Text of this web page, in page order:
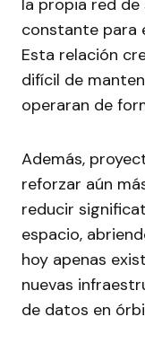
la propia red
constante para
Esta relación
difícil de
operaran de
Además,
reforzar aún
reducir
espacio,
hoy apenas
nuevas
de datos en